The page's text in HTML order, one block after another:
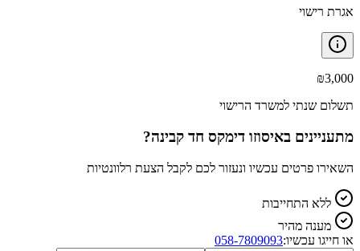
אגרת רישוי
₪3,000
תשלום שנתי למשרד הרישוי
מתעניינים באיסוזו דימקס חד קבינה?
השאירו פרטים עכשיו ונעזור לכם לקבל הצעת רלוונטיות
ללא התחייבות
מענה מהיר
או חייגו עכשיו:058-7809093